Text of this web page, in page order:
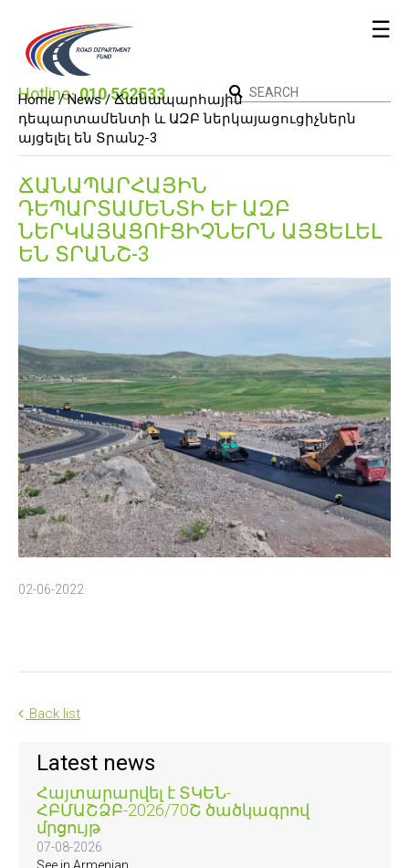
☰
Hotline։010 562533
Home / News / Ճանապարհային
դեպարտամենտի և ԱԶԲ ներկայացուցիչներն
այցելել են Տրանշ-3
ՃԱՆԱՊԱՐՀԱՅԻՆ
ԴԵՊԱՐՏԱՄԵՆՏԻ ԵՒ ԱԶԲ Ն
ԵՐԿԱՅԱՑՈՒՑԻՉՆԵՐՆ ԱՅՑԵԼԵԼ Ե
Ն ՏՐԱՆՇ-3
02-06-2022
Back list
Latest news
Հայտարարվել է ՏԿԵՆ-
ՀԲՄԱՇՁԲ-2026/70Շ ծածկագրով
մրցույթ
07-08-2026